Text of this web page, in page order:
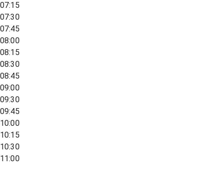
07:15
07:30
07:45
08:00
08:15
08:30
08:45
09:00
09:30
09:45
10:00
10:15
10:30
11:00